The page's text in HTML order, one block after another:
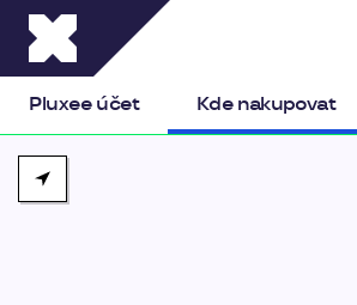
Pluxee účet Kde nakupovat